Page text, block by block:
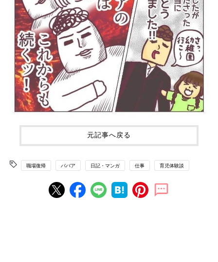
元記事へ戻る
職場復帰 ババア 日記・マンガ 仕事 育児体験談